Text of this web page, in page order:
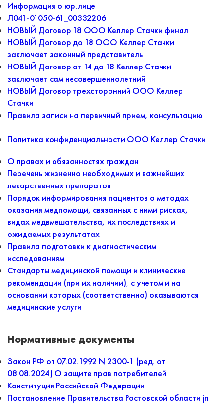
Информация о юр.лице
Л041-01050-61_00332206
НОВЫЙ Договор 18 ООО Келлер Стачки финал
НОВЫЙ Договор до 18 ООО Келлер Стачки
заключает законный представитель
НОВЫЙ Договор от 14 до 18 Келлер Стачки
заключает сам несовершеннолетний
НОВЫЙ Договор трехсторонний ООО Келлер
Стачки
Правила записи на первичный прием, консультацию
Политика конфиденциальности ООО Келлер Стачки
О правах и обязанностях граждан
Перечень жизненно необходимых и важнейших
лекарственных препаратов
Порядок информирования пациентов о методах
оказания медпомощи, связанных с ними рисках,
видах медвмешательства, их последствиях и
ожидаемых результатах
Правила подготовки к диагностическим
исследованиям
Стандарты медицинской помощи и клинические
рекомендации (при их наличии), с учетом и на
основании которых (соответственно) оказываются
медицинские услуги
Нормативные документы
Закон РФ от 07.02.1992 N 2300-1 (ред. от
08.08.2024) О защите прав потребителей
Конституция Российской Федерации
Постановление Правительства Ростовской области jn